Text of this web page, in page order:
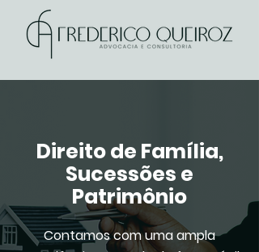
Direito de Família,
Sucessões e
Patrimônio
Contamos com uma ampla